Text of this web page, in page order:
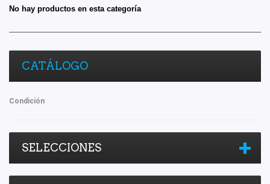
No hay productos en esta categoría
CATÁLOGO
Condición
SELECCIONES